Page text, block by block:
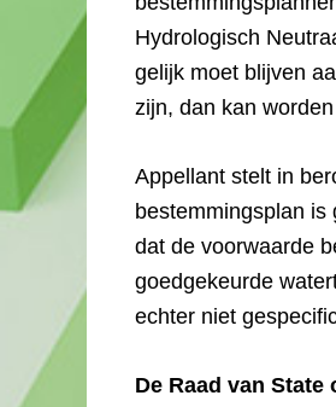
Hydrologisch
gelijk moet blijven
zijn, dan kan
Appellant stelt in
bestemmingsplan
dat de voorwaarde
goedgekeurde
echter niet
De Raad van